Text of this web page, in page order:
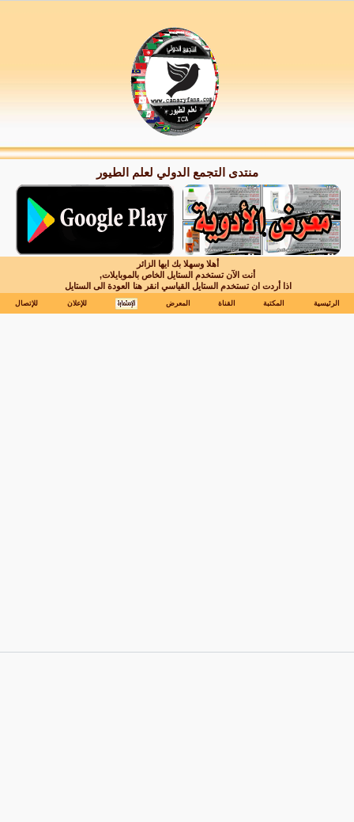
منتدى التجمع الدولي لعلم الطيور
أهلا وسهلا بك ايها الزائر
أنت الآن تستخدم الستايل الخاص بالموبايلات,
اذا أردت ان تستخدم الستايل القياسي انقر هنا العودة الى الستايل
الرئيسية المكتبة القناة المعرض للإعلان للإتصال